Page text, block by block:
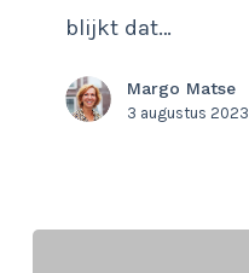
allemaal
weleens
blijkt dat…
Margo Matse
3 augustus 2023